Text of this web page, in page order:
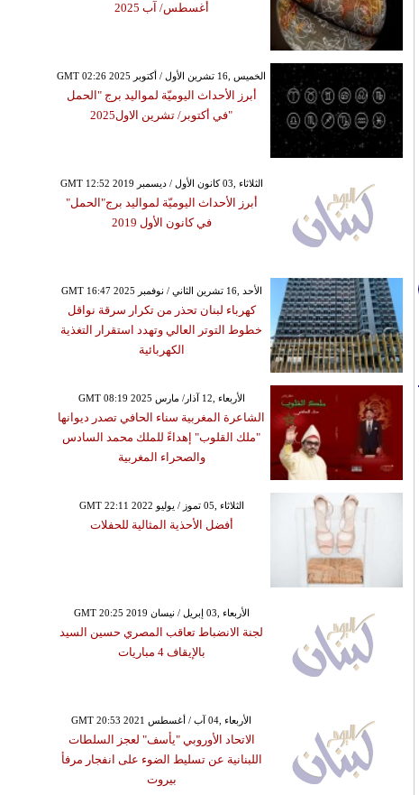
أغسطس/ آب 2025
GMT 02:26 2025 الخميس ,16 تشرين الأول / أكتوبر
أبرز الأحداث اليوميّة لمواليد برج "الحمل
"في أكتوبر/ تشرين الاول2025
GMT 12:52 2019 الثلاثاء ,03 كانون الأول / ديسمبر
أبرز الأحداث اليوميّة لمواليد برج"الحمل"
في كانون الأول 2019
GMT 16:47 2025 الأحد ,16 تشرين الثاني / نوفمبر
كهرباء لبنان تحذر من تكرار سرقة نواقل
خطوط التوتر العالي وتهدد استقرار التغذية
الكهربائية
GMT 08:19 2025 الأربعاء ,12 آذار/ مارس
الشاعرة المغربية سناء الحافي تصدر ديوانها
"ملك القلوب" إهداءً للملك محمد السادس
والصحراء المغربية
GMT 22:11 2022 الثلاثاء ,05 تموز / يوليو
أفضل الأحذية المثالية للحفلات
GMT 20:25 2019 الأربعاء ,03 إبريل / نيسان
لجنة الانضباط تعاقب المصري حسين السيد
بالإيقاف 4 مباريات
GMT 20:53 2021 الأربعاء ,04 آب / أغسطس
الاتحاد الأوروبي "يأسف" لعجز السلطات
اللبنانية عن تسليط الضوء على انفجار مرفأ
بيروت